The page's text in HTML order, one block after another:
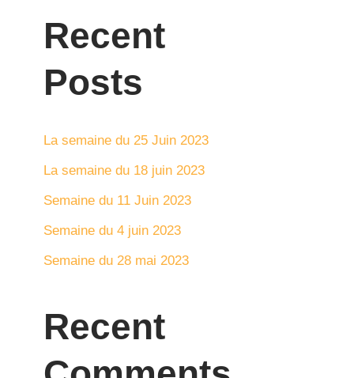
Recent
Posts
La semaine du 25 Juin 2023
La semaine du 18 juin 2023
Semaine du 11 Juin 2023
Semaine du 4 juin 2023
Semaine du 28 mai 2023
Recent